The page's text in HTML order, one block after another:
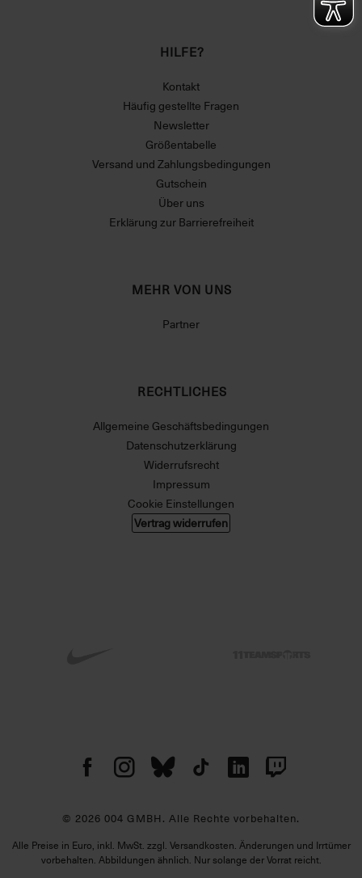
HILFE?
Kontakt
Häufig gestellte Fragen
Newsletter
Größentabelle
Versand und Zahlungsbedingungen
Gutschein
Über uns
Erklärung zur Barrierefreiheit
MEHR VON UNS
Partner
RECHTLICHES
Allgemeine Geschäftsbedingungen
Datenschutzerklärung
Widerrufsrecht
Impressum
Cookie Einstellungen
Vertrag widerrufen
© 2026 004 GMBH. Alle Rechte vorbehalten.
Alle Preise in Euro, inkl. MwSt. zzgl. Versandkosten. Änderungen und Irrtümer
vorbehalten. Abbildungen ähnlich. Nur solange der Vorrat reicht.